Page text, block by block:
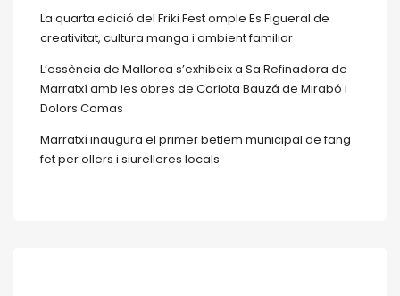
La quarta edició del Friki Fest omple Es Figueral de
creativitat, cultura manga i ambient familiar
L’essència de Mallorca s’exhibeix a Sa Refinadora de
Marratxí amb les obres de Carlota Bauzá de Mirabó i
Dolors Comas
Marratxí inaugura el primer betlem municipal de fang
fet per ollers i siurelleres locals